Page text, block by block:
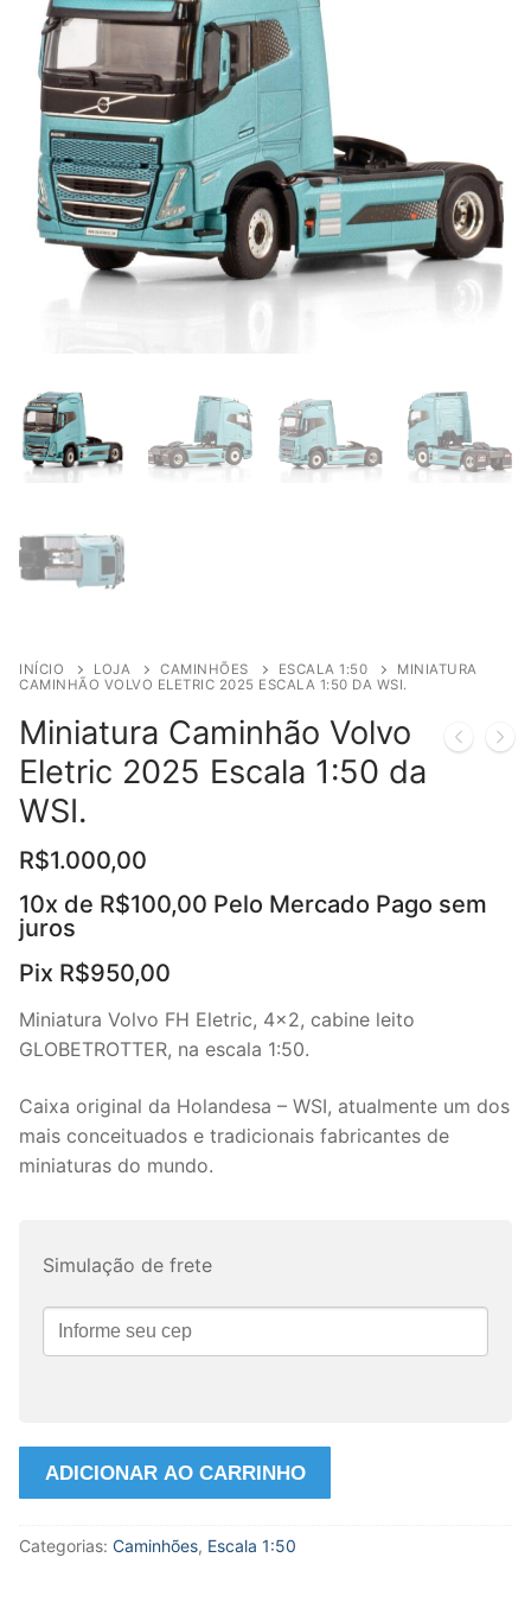
INÍCIO LOJA CAMINHÕES ESCALA 1:50
MINIATURA
CAMINHÃO VOLVO ELETRIC 2025 ESCALA 1:50 DA WSI.
Miniatura Caminhão Volvo
Eletric 2025 Escala 1:50 da
WSI.
R$1.000,00
10x de R$100,00 Pelo Mercado Pago sem
juros
Pix R$950,00
Miniatura Volvo FH Eletric, 4×2, cabine leito
GLOBETROTTER, na escala 1:50.
Caixa original da Holandesa – WSI, atualmente um dos
mais conceituados e tradicionais fabricantes de
miniaturas do mundo.
Simulação de frete
Miniatura
Eletric
ADICIONAR AO CARRINHO
Categorias: Caminhões, Escala 1:50